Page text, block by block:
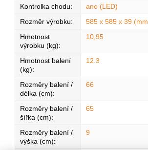
Kontrolka chodu:
ano (LED)
Rozměr výrobku:
585 x 585 x 39
Hmotnost
výrobku (kg):
10,95
Hmotnost balení
(kg):
12.3
Rozměry balení /
délka (cm):
66
Rozměry balení /
šířka (cm):
65
Rozměry balení /
výška (cm):
9